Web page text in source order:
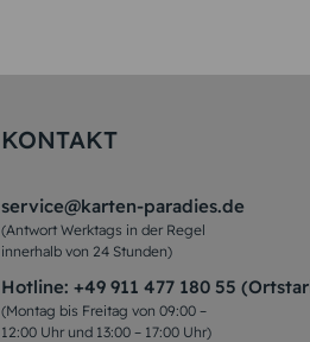
KONTAKT
service@karten-paradies.de
(Antwort Werktags in der Regel
innerhalb von 24 Stunden)
Hotline: +49 911 477 180 55
(Montag bis Freitag von 09:00 –
12:00 Uhr und 13:00 – 17:00 Uhr)